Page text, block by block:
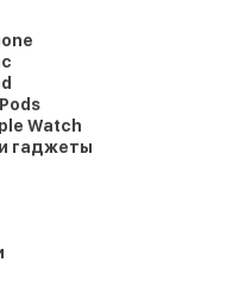
Watch
гаджеты